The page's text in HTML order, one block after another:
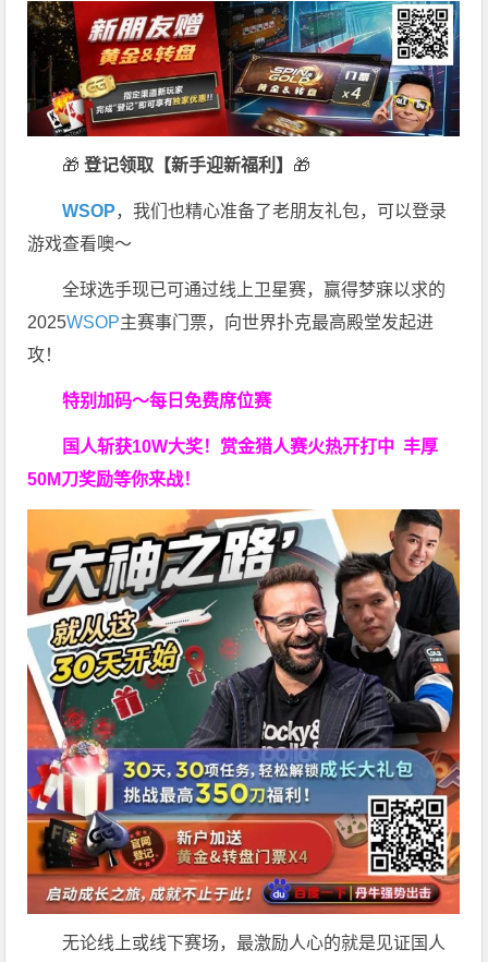
🎁 登记领取【新手迎新福利】 🎁
WSOP，我们也精心准备了老朋友礼包，可以登录
游戏查看噢～
全球选手现已可通过线上卫星赛，赢得梦寐以求的
2025WSOP主赛事门票，向世界扑克最高殿堂发起进
攻！
特别加码～每日免费席位赛
国人斩获10W大奖！ 赏金猎人赛火热开打中 丰厚
50M刀奖励等你来战！
无论线上或线下赛场，最激励人心的就是见证国人